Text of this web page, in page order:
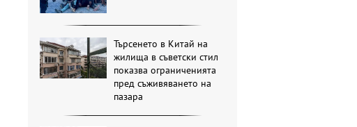
Търсенето в Китай на
жилища в съветски стил
показва ограниченията
пред съживяването на
пазара